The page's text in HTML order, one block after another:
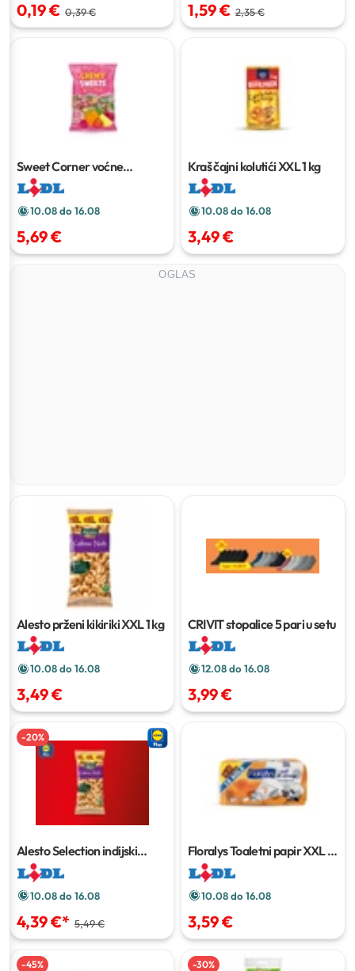
0,19 € 0,39 € 1,59 € 2,35 €
Sweet Corner voćne
karamele XXL
10.08 do 16.08
5,69 €
Kraš čajni kolutići XXL1 kg
10.08 do 16.08
3,49 €
OGLAS
Alesto prženi kikiriki XXL1 kg
10.08 do 16.08
3,49 €
CRIVIT stopalice5 pari u setu
12.08 do 16.08
3,99 €
-20%
Alesto Selection indijski
oraščići XXL
10.08 do 16.08
4,39 €* 5,49 €
Floralys Toaletni papir XXL16
rola
10.08 do 16.08
3,59 €
-45% -30%